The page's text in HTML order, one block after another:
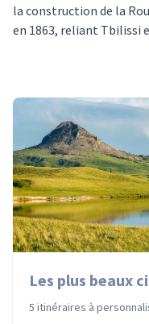
la construction de la
en 1863, reliant Tbilissi
Les plus beaux
5 itinéraires à